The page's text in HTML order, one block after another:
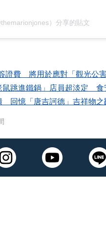
）分享的貼文
證費 將用於應對「觀光公害
跳進鐵鍋」店員超淡定 食
回憶「唐吉訶德」吉祥物之